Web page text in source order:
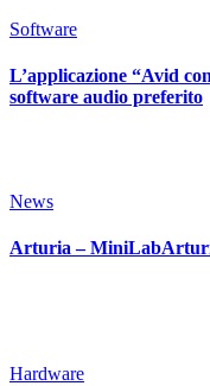
Software
L’applicazione “Avid
software audio preferito
News
Arturia –
Hardware